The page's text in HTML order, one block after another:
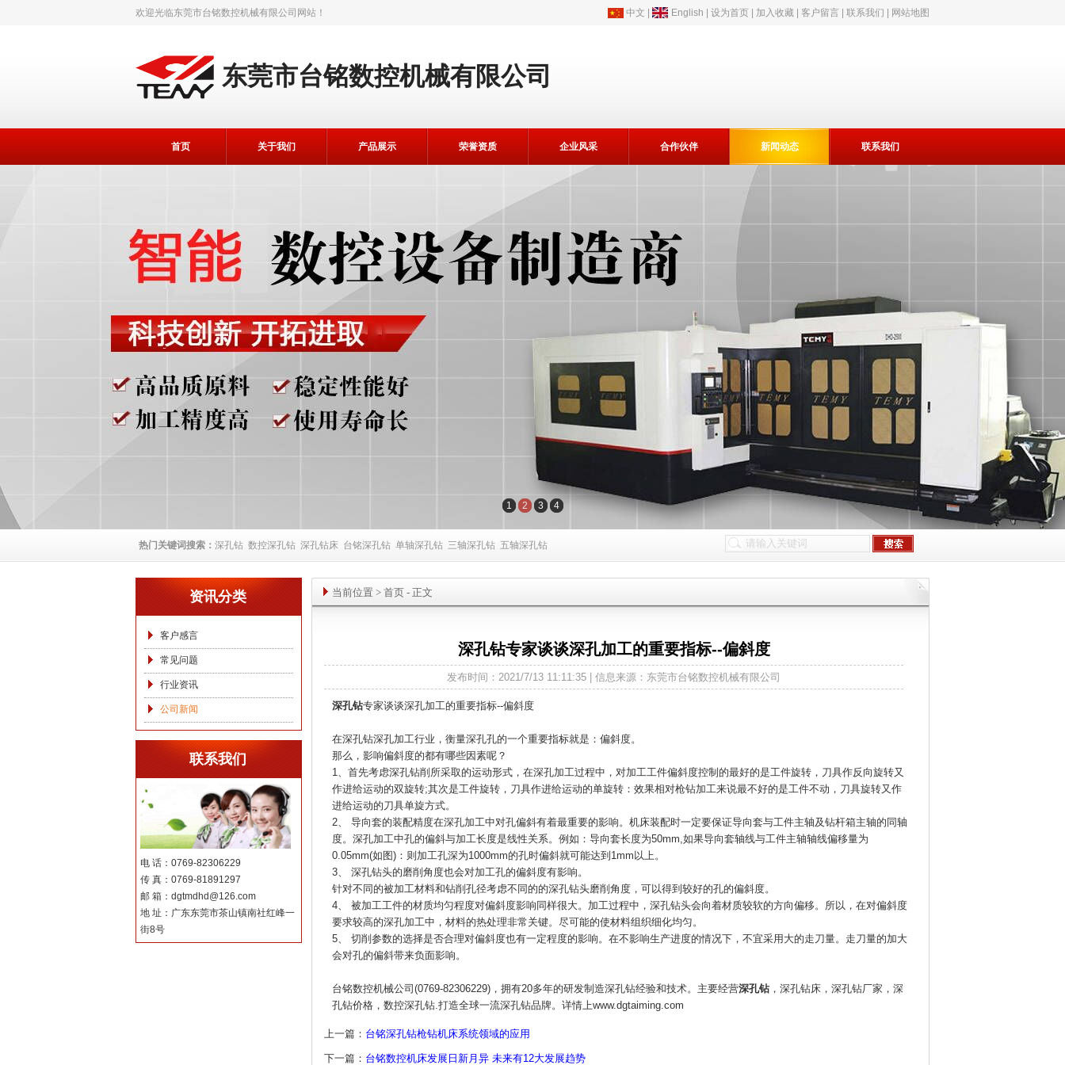
欢迎光临东莞市台铭数控机械有限公司 网站！ 中文 English 设为首页 加入收藏 客户留言 联系我们 网站地图
东莞市台铭数控机械有限公司
首页 关于我们 产品展示 荣誉资质 企业风采 合作伙伴 新闻动态 联系我们
1 2 3 4
热门关键词搜索： 深孔钻 数控深孔钻 深孔钻床 台铭深孔钻 单轴深孔钻 三轴深孔钻 五轴深孔钻
资讯分类
客户感言
常见问题
行业资讯
公司新闻
联系我们
电 话：0769-82306229
传 真：0769-81891297
邮 箱：dgtmdhd@126.com
地 址：广东东莞市茶山镇南社红峰一
街8号
当前位置 > 首页 - 正文
深孔钻专家谈谈深孔加工的重要指标--偏斜度
发布时间：2021/7/13 11:11:35 | 信息来源：东莞市台铭数控机械有限公司
深孔钻专家谈谈深孔加工的重要指标--偏斜度
在深孔钻深孔加工行业，衡量深孔孔的一个重要指标就是：偏斜度。
那么，影响偏斜度的都有哪些因素呢？
1、首先考虑深孔钻削所采取的运动形式，在深孔加工过程中，对加工工件偏斜度控制的最好的是工件旋转，刀具作反向旋转又
作进给运动的双旋转;其次是工件旋转，刀具作进给运动的单旋转：效果相对枪钻加工来说最不好的是工件不动，刀具旋转又作
进给运动的刀具单旋方式。
2、 导向套的装配精度在深孔加工中对孔偏斜有着最重要的影响。机床装配时一定要保证导向套与工件主轴及钻杆箱主轴的同轴
度。深孔加工中孔的偏斜与加工长度是线性关系。例如：导向套长度为50mm,如果导向套轴线与工件主轴轴线偏移量为
0.05mm(如图)：则加工孔深为1000mm的孔时偏斜就可能达到1mm以上。
3、 深孔钻头的磨削角度也会对加工孔的偏斜度有影响。
针对不同的被加工材料和钻削孔径考虑不同的的深孔钻头磨削角度，可以得到较好的孔的偏斜度。
4、 被加工工件的材质均匀程度对偏斜度影响同样很大。加工过程中，深孔钻头会向着材质较软的方向偏移。所以，在对偏斜度
要求较高的深孔加工中，材料的热处理非常关键。尽可能的使材料组织细化均匀。
5、 切削参数的选择是否合理对偏斜度也有一定程度的影响。在不影响生产进度的情况下，不宜采用大的走刀量。走刀量的加大
会对孔的偏斜带来负面影响。
台铭数控机械公司(0769-82306229)，拥有20多年的研发制造深孔钻经验和技术。主要经营深孔钻，深孔钻床，深孔钻厂家，深
孔钻价格，数控深孔钻.打造全球一流深孔钻品牌。详情上www.dgtaiming.com
上一篇： 台铭深孔钻枪钻机床系统领域的应用
下一篇： 台铭数控机床发展日新月异 未来有12大发展趋势